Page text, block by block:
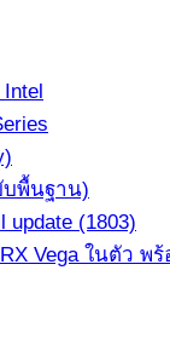
บพื้นฐาน)
(1803)
Vega ในตัว พ